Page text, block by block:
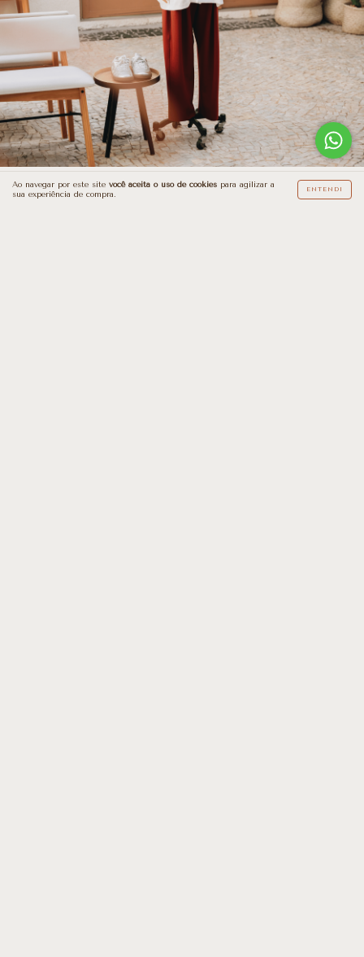
Ao navegar por este site você aceita o uso de cookies para agilizar a
sua experiência de compra.
ENTENDI